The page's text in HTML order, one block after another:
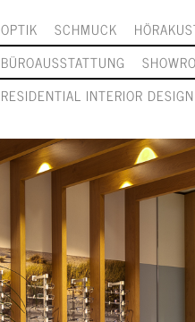
OPTIK SCHMUCK
BÜROAUSSTATTUNG
RESIDENTIAL INTERIOR DESIGN